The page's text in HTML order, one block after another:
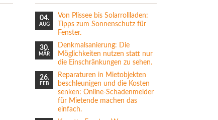
04.
AUG
Von Plissee bis Solarrollladen:
Tipps zum Sonnenschutz für
Fenster.
30.
MÄR
Denkmalsanierung: Die
Möglichkeiten nutzen statt nur
die Einschränkungen zu sehen.
26.
FEB
Reparaturen in Mietobjekten
beschleunigen und die Kosten
senken: Online-Schadenmelder
für Mietende machen das
einfach.